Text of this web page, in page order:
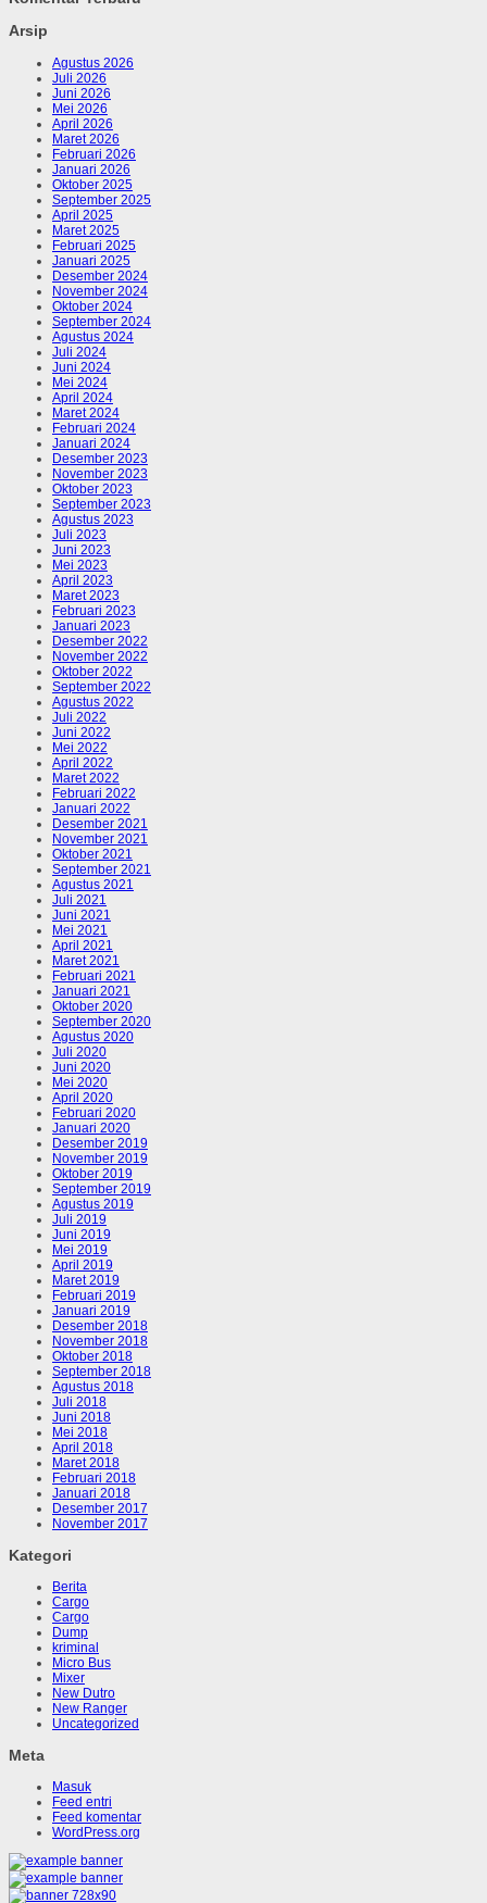
Arsip
Agustus 2026
Juli 2026
Juni 2026
Mei 2026
April 2026
Maret 2026
Februari 2026
Januari 2026
Oktober 2025
September 2025
April 2025
Maret 2025
Februari 2025
Januari 2025
Desember 2024
November 2024
Oktober 2024
September 2024
Agustus 2024
Juli 2024
Juni 2024
Mei 2024
April 2024
Maret 2024
Februari 2024
Januari 2024
Desember 2023
November 2023
Oktober 2023
September 2023
Agustus 2023
Juli 2023
Juni 2023
Mei 2023
April 2023
Maret 2023
Februari 2023
Januari 2023
Desember 2022
November 2022
Oktober 2022
September 2022
Agustus 2022
Juli 2022
Juni 2022
Mei 2022
April 2022
Maret 2022
Februari 2022
Januari 2022
Desember 2021
November 2021
Oktober 2021
September 2021
Agustus 2021
Juli 2021
Juni 2021
Mei 2021
April 2021
Maret 2021
Februari 2021
Januari 2021
Oktober 2020
September 2020
Agustus 2020
Juli 2020
Juni 2020
Mei 2020
April 2020
Februari 2020
Januari 2020
Desember 2019
November 2019
Oktober 2019
September 2019
Agustus 2019
Juli 2019
Juni 2019
Mei 2019
April 2019
Maret 2019
Februari 2019
Januari 2019
Desember 2018
November 2018
Oktober 2018
September 2018
Agustus 2018
Juli 2018
Juni 2018
Mei 2018
April 2018
Maret 2018
Februari 2018
Januari 2018
Desember 2017
November 2017
Kategori
Berita
Cargo
Cargo
Dump
kriminal
Micro Bus
Mixer
New Dutro
New Ranger
Uncategorized
Meta
Masuk
Feed entri
Feed komentar
WordPress.org